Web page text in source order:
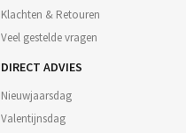
Klachten & Retouren
Veel gestelde vragen
DIRECT ADVIES
Nieuwjaarsdag
Valentijnsdag